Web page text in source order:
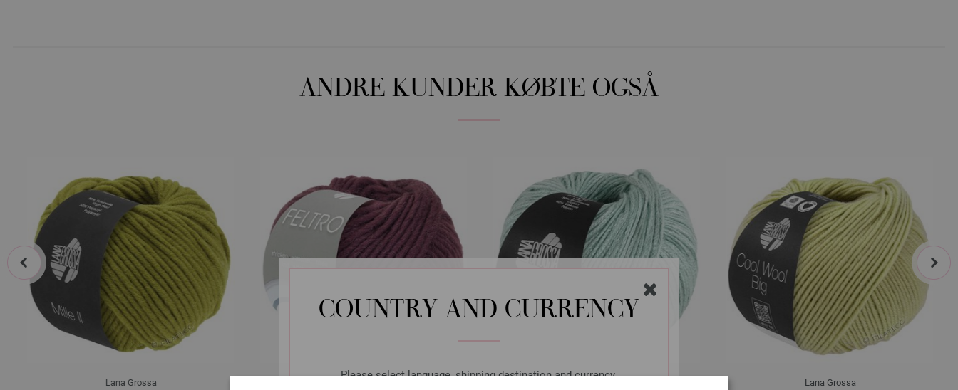
COUNTRY AND CURRENCY
Please select language, shipping destination and currency.
ANDRE KUNDER KØBTE OGSÅ
Lana Grossa Lana Grossa
prev next